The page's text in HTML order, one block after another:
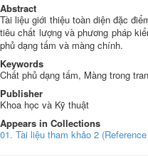
Abstract
Tài liệu giới thiệu toàn diện đặc
tiêu chất lượng và phương pháp
phủ dạng tấm và màng chính.
Keywords
Chất phủ dạng tấm, Màng trong
Publisher
Khoa học và Kỹ thuật
Appears in Collections
01. Tài liệu tham khảo 2